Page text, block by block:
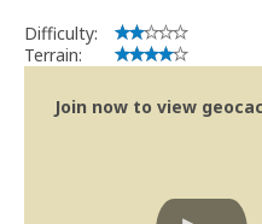
Difficulty:
Terrain:
Join now to view